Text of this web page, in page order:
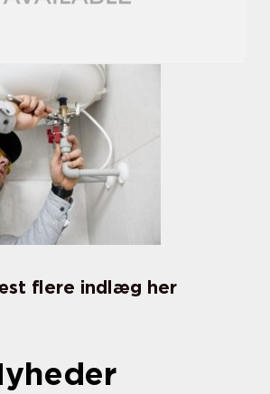
flere indlæg her